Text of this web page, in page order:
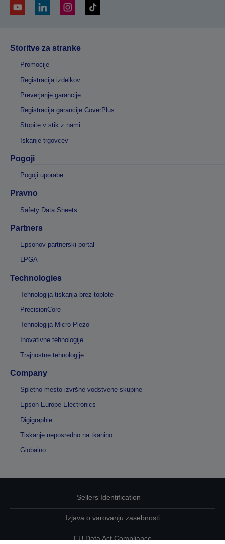
Storitve za stranke
Promocije
Registracija izdelkov
Preverjanje garancije
Registracija garancije CoverPlus
Stopite v stik z nami
Iskanje trgovcev
Pogoji
Pogoji uporabe
Pravno
Safety Data Sheets
Partners
Epsonov partnerski portal
LPGA
Technologies
Tehnologija tiskanja brez toplote
PrecisionCore
Tehnologija Micro Piezo
Inovativne tehnologije
Trajnostne tehnologije
Company
Spletno mesto izvršne vodstvene skupine
Epson Europe Electronics
Digigraphie
Tiskanje neposredno na tkanino
Globalno
Sellers Identification
Izjava o varovanju zasebnosti
EU Data Act Compliance